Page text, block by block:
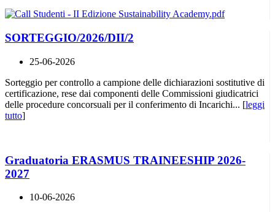
SORTEGGIO/2026/DII/2
25-06-2026
Sorteggio per controllo a campione delle dichiarazioni sostitutive di
certificazione, rese dai componenti delle Commissioni giudicatrici
delle procedure concorsuali per il conferimento di Incarichi... [leggi
tutto]
Graduatoria ERASMUS TRAINEESHIP 2026-
2027
10-06-2026